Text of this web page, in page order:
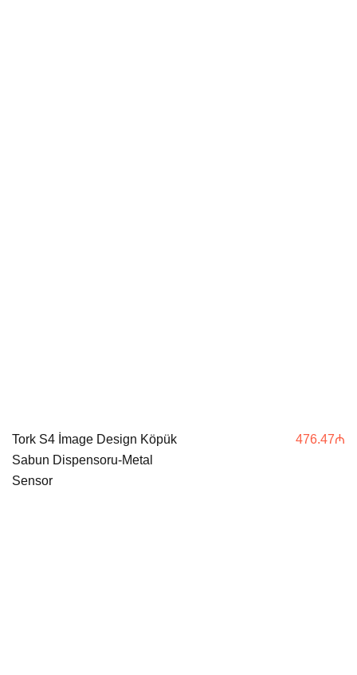
Tork S4 İmage Design Köpük
Sabun Dispensoru-Metal
Sensor
476.47₼